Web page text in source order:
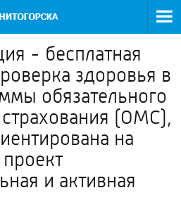
- бесплатная
здоровья в
обязательного
(ОМС),
на
и активная